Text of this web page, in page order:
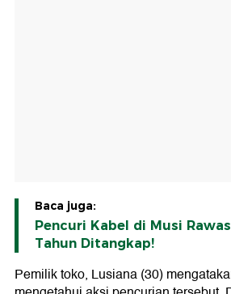
Baca juga:
Pencuri Kabel di Musi
Tahun Ditangkap!
Pemilik toko, Lusiana (30)